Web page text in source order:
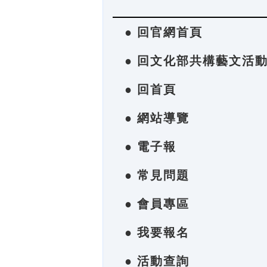
● 回官網首頁
● 回文化部共構藝文活
● 回首頁
● 網站導覽
● 電子報
● 常見問題
● 會員專區
● 我要報名
● 活動查詢